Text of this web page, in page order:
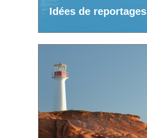
Idées de reportages